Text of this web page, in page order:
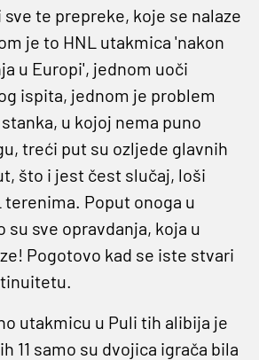
te prepreke, koje se nalaze
je to HNL utakmica 'nakon
u Europi', jednom uoči
ispita, jednom je problem
u kojoj nema puno
treći put su ozljede glavnih
što i jest čest slučaj, loši
terenima. Poput onoga u
su sve opravdanja, koja u
Pogotovo kad se iste stvari
utakmicu u Puli tih alibija je
11 samo su dvojica igrača bila